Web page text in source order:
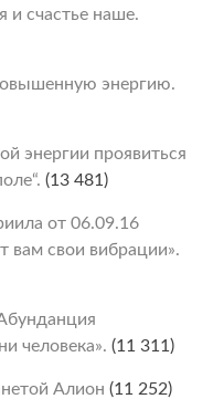
и счастье наше.
энергию.
энергии проявиться
(13 481)
от 06.09.16
вам свои вибрации».
человека». (11 311)
Алион (11 252)